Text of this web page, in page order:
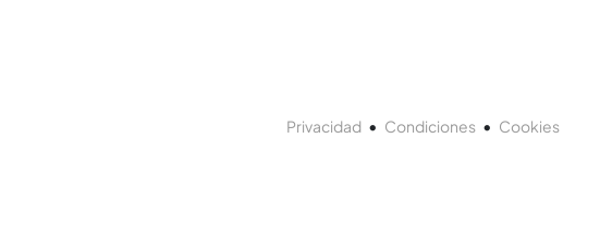
Privacidad• Condiciones• Cookies